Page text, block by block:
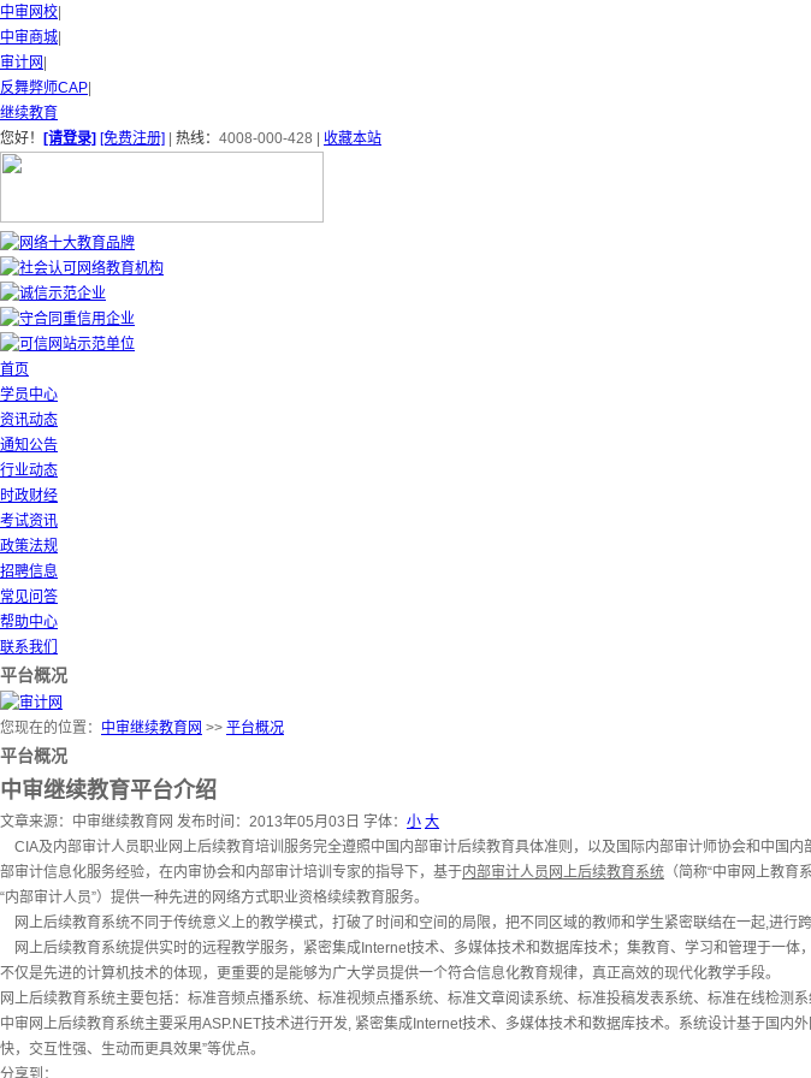
中审网校
中审商城
审计网
反舞弊师CAP
继续教育
您好！
[请登录] [免费注册] 热线： 4008-000-428 收藏本站
首页
学员中心
资讯动态
通知公告
行业动态
时政财经
考试资讯
政策法规
招聘信息
常见问答
帮助中心
联系我们
平台概况
您现在的位置： 中审继续教育网 >> 平台概况
平台概况
中审继续教育平台介绍
文章来源：中审继续教育网 发布时间：2013年05月03日 字体： 小 大
CIA及内部审计人员职业网上后续教育培训服务完全遵照中国内部审计后续教育具体准则，以及国际内部审计师协会和中国
部审计信息化服务经验，在内审协会和内部审计培训专家的指导下，基于内部审计人员网上后续教育系统 （简称“中审网上教
“内部审计人员”）提供一种先进的网络方式职业资格续续教育服务。
网上后续教育系统不同于传统意义上的教学模式，打破了时间和空间的局限，把不同区域的教师和学生紧密联结在一起,进行
网上后续教育系统提供实时的远程教学服务， 紧密集成Internet技术、多媒体技术和数据库技术；集教育、学习和管理于一体
不仅是先进的计算机技术的体现，更重要的是能够为广大学员提供一个符合信息化教育规律，真正高效的现代化教学手段。
网上后续教育系统主要包括：标准音频点播系统、标准视频点播系统、标准文章阅读系统、标准投稿发表系统、标准在线检测
中审网上后续教育系统主要采用ASP.NET技术进行开发, 紧密集成Internet技术、多媒体技术和数据库技术。 系统设计基于国内
快，交互性强、生动而更具效果”等优点。
分享到：